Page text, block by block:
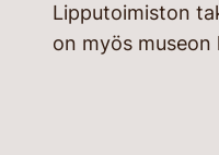
Lipputoimiston
on myös